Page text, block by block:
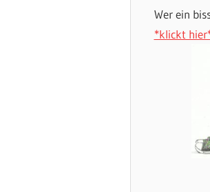
Wer ein
*klickt